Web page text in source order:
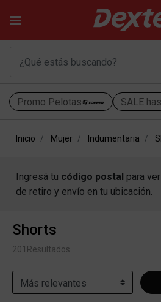
Promo Pelotas SALE
Inicio Mujer Indumentaria
Ingresá tu código postal para
de retiro y envío en tu ubicación.
Shorts
201 Resultados